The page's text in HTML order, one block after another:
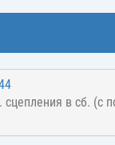
в сб. (с